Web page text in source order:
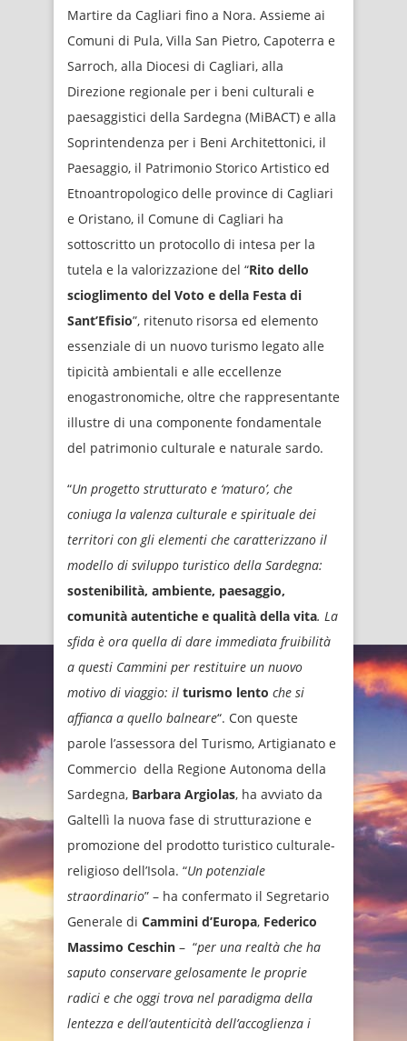
Martire da Cagliari fino a Nora. Assieme ai
Comuni di Pula, Villa San Pietro, Capoterra e
Sarroch, alla Diocesi di Cagliari, alla
Direzione regionale per i beni culturali e
paesaggistici della Sardegna (MiBACT) e alla
Soprintendenza per i Beni Architettonici, il
Paesaggio, il Patrimonio Storico Artistico ed
Etnoantropologico delle province di Cagliari
e Oristano, il Comune di Cagliari ha
sottoscritto un protocollo di intesa per la
tutela e la valorizzazione del “Rito dello
scioglimento del Voto e della Festa di
Sant’Efisio”, ritenuto risorsa ed elemento
essenziale di un nuovo turismo legato alle
tipicità ambientali e alle eccellenze
enogastronomiche, oltre che rappresentante
illustre di una componente fondamentale
del patrimonio culturale e naturale sardo.
“Un progetto strutturato e ‘maturo’, che
coniuga la valenza culturale e spirituale dei
territori con gli elementi che caratterizzano il
modello di sviluppo turistico della Sardegna:
sostenibilità, ambiente, paesaggio,
comunità autentiche e qualità della vita. La
sfida è ora quella di dare immediata fruibilità
a questi Cammini per restituire un nuovo
motivo di viaggio: il turismo lento che si
affianca a quello balneare“. Con queste
parole l’assessora del Turismo, Artigianato e
Commercio della Regione Autonoma della
Sardegna, Barbara Argiolas, ha avviato da
Galtellì la nuova fase di strutturazione e
promozione del prodotto turistico culturale-
religioso dell’Isola. “Un potenziale
straordinario” – ha confermato il Segretario
Generale di Cammini d’Europa, Federico
Massimo Ceschin – “per una realtà che ha
saputo conservare gelosamente le proprie
radici e che oggi trova nel paradigma della
lentezza e dell’autenticità dell’accoglienza i